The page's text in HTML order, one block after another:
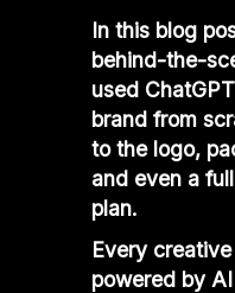
In this blog
behind-the-
used ChatGPT
brand from
to the logo,
and even a
plan.
Every
powered by